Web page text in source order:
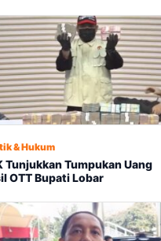
& Hukum
Tunjukkan Tumpukan Uang
OTT Bupati Lobar